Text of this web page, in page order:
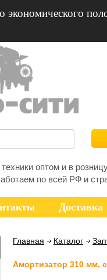
оптом и в
по всей РФ и
Доставка
Главная Каталог
Амортизатор 310 мм,